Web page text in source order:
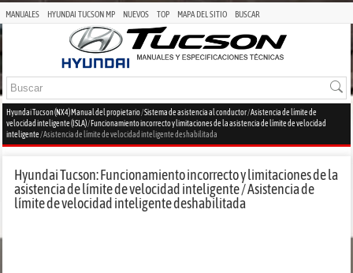
MANUALES HYUNDAI TUCSON MP NUEVOS TOP MAPA DEL SITIO BUSCAR
Hyundai Tucson (NX4) Manual del propietario/Sistema de asistencia al conductor/Asistencia de límite de
velocidad inteligente (ISLA)/Funcionamiento incorrecto y limitaciones de la asistencia de límite de velocidad
inteligente/ Asistencia de límite de velocidad inteligente deshabilitada
Hyundai Tucson: Funcionamiento incorrecto y limitaciones de la
asistencia de límite de velocidad inteligente / Asistencia de
límite de velocidad inteligente deshabilitada